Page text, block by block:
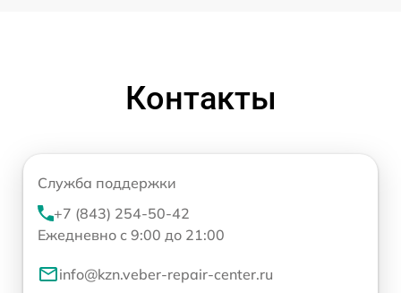
Контакты
Служба поддержки
+7 (843) 254-50-42
Ежедневно с 9:00 до 21:00
info@kzn.veber-repair-center.ru